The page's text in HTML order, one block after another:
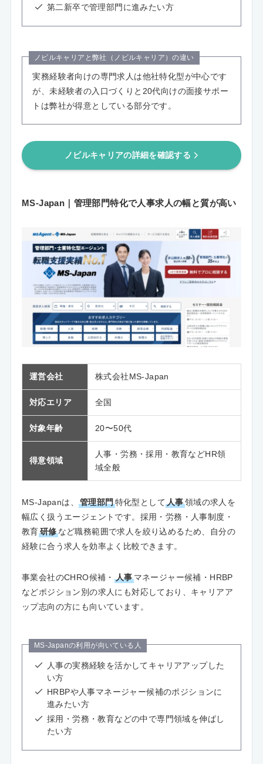
第二新卒で管理部門に進みたい方
ノビルキャリアと弊社（ノビルキャリア）の違い
実務経験者向けの専門求人は他社特化型が中心です
が、未経験者の入口づくりと20代向けの面接サポー
トは弊社が得意としている部分です。
ノビルキャリアの詳細を確認する
MS-Japan｜管理部門特化で人事求人の幅と質が高い
運営会社 株式会社MS-Japan
対応エリア 全国
対象年齢 20〜50代
得意領域
人事・労務・採用・教育などHR領
域全般
MS-Japanは、 管理部門特化型として人事領域の求人を
幅広く扱うエージェントです。採用・労務・人事制度・
教育研修など職務範囲で求人を絞り込めるため、自分の
経験に合う求人を効率よく比較できます。
事業会社のCHRO候補・ 人事マネージャー候補・HRBP
などポジション別の求人にも対応しており、キャリアア
ップ志向の方にも向いています。
MS-Japanの利用が向いている人
人事の実務経験を活かしてキャリアアップした
い方
HRBPや人事マネージャー候補のポジションに
進みたい方
採用・労務・教育などの中で専門領域を伸ばし
たい方